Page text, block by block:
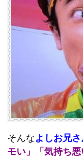
そんなよしお兄さ
モい」「気持ち悪